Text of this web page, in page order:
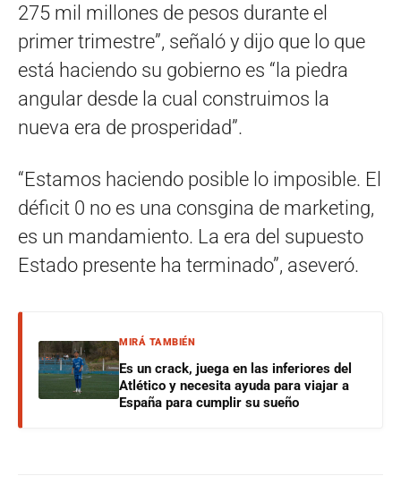
275 mil millones de pesos durante el
primer trimestre”, señaló y dijo que lo que
está haciendo su gobierno es “la piedra
angular desde la cual construimos la
nueva era de prosperidad”.
“Estamos haciendo posible lo imposible. El
déficit 0 no es una consgina de marketing,
es un mandamiento. La era del supuesto
Estado presente ha terminado”, aseveró.
MIRÁ TAMBIÉN
Es un crack, juega en las inferiores del
Atlético y necesita ayuda para viajar a
España para cumplir su sueño